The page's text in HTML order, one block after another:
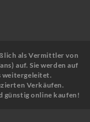
als Vermittler von
auf. Sie werden auf
weitergeleitet.
Verkäufen.
günstig online kaufen!